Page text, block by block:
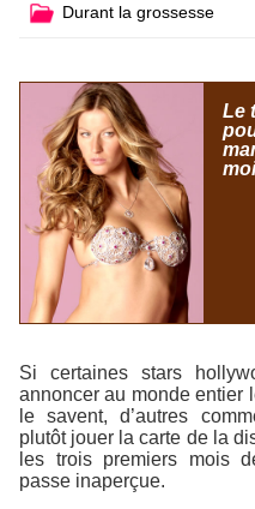
Durant la grossesse
Le
Si certaines stars
annoncer au monde entier
le savent, d’autres
plutôt jouer la carte de la
les trois premiers mois
passe inaperçue.